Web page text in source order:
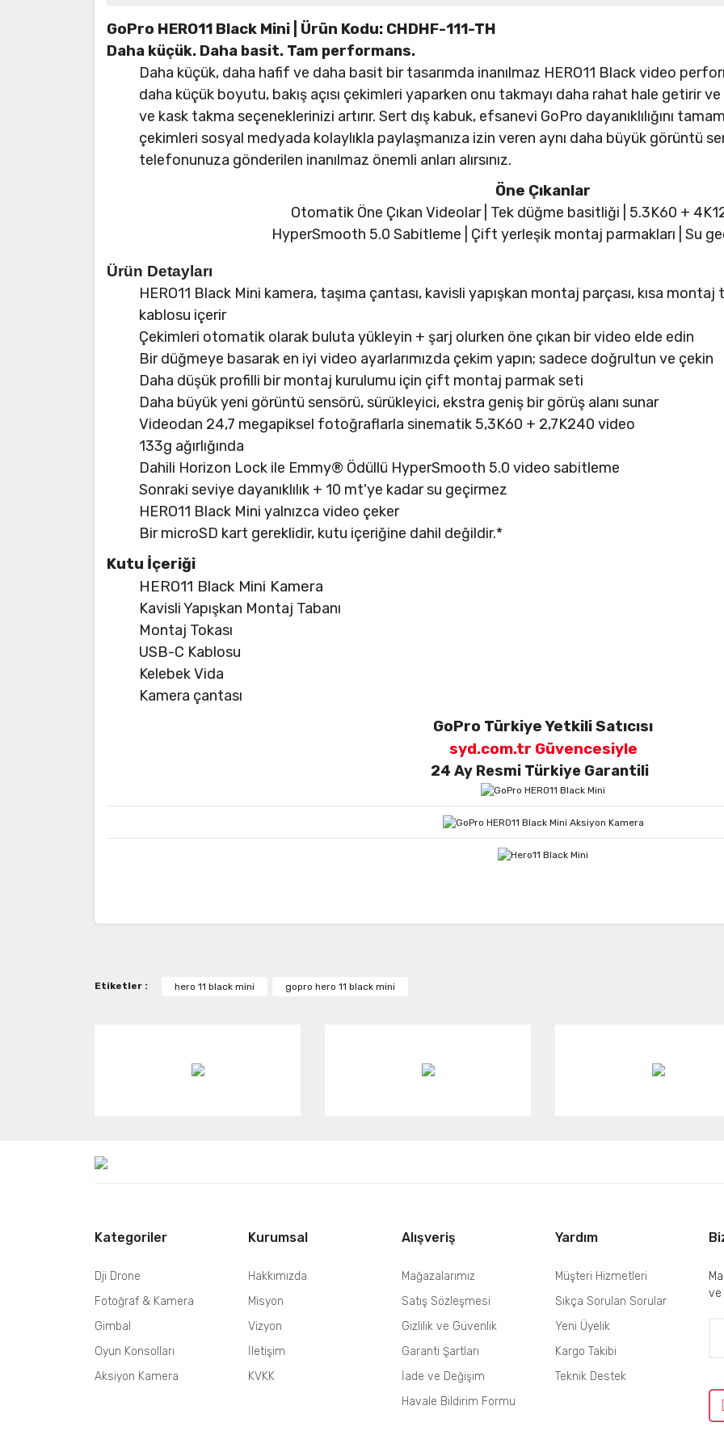
GoPro HERO11 Black Mini | Ürün Kodu: CHDHF-111-TH
Daha küçük. Daha basit. Tam performans.
Daha küçük, daha hafif ve daha basit bir tasarımda inanılmaz HERO11 Black video
daha küçük boyutu, bakış açısı çekimleri yaparken onu takmayı daha rahat hale getirir
ve kask takma seçeneklerinizi artırır. Sert dış kabuk, efsanevi GoPro dayanıklılığını
çekimleri sosyal medyada kolaylıkla paylaşmanıza izin veren aynı daha büyük görüntü
telefonunuza gönderilen inanılmaz önemli anları alırsınız.
Öne Çıkanlar
Otomatik Öne Çıkan Videolar | Tek düğme basitliği | 5.3K60 +
HyperSmooth 5.0 Sabitleme | Çift yerleşik montaj parmakları | Su
Ürün Detayları
HERO11 Black Mini kamera, taşıma çantası, kavisli yapışkan montaj parçası, kısa montaj
kablosu içerir
Çekimleri otomatik olarak buluta yükleyin + şarj olurken öne çıkan bir video elde edin
Bir düğmeye basarak en iyi video ayarlarımızda çekim yapın; sadece doğrultun ve çekin
Daha düşük profilli bir montaj kurulumu için çift montaj parmak seti
Daha büyük yeni görüntü sensörü, sürükleyici, ekstra geniş bir görüş alanı sunar
Videodan 24,7 megapiksel fotoğraflarla sinematik 5,3K60 + 2,7K240 video
133g ağırlığında
Dahili Horizon Lock ile Emmy® Ödüllü HyperSmooth 5.0 video sabitleme
Sonraki seviye dayanıklılık + 10 mt'ye kadar su geçirmez
HERO11 Black Mini yalnızca video çeker
Bir microSD kart gereklidir, kutu içeriğine dahil değildir.*
Kutu İçeriği
HERO11 Black Mini Kamera
Kavisli Yapışkan Montaj Tabanı
Montaj Tokası
USB-C Kablosu
Kelebek Vida
Kamera çantası
GoPro Türkiye Yetkili Satıcısı
syd.com.tr Güvencesiyle
24 Ay Resmi Türkiye Garantili
Bu ürüne benzer farklı alternatifler olmalı.
Etiketler : hero 11 black mini gopro hero 11 black mini
Kategoriler
Dji Drone
Fotoğraf & Kamera
Gimbal
Oyun Konsolları
Aksiyon Kamera
Kurumsal
Hakkımızda
Misyon
Vizyon
İletişim
KVKK
Alışveriş
Mağazalarımız
Satış Sözleşmesi
Gizlilik ve Güvenlik
Garanti Şartları
İade ve Değişim
Havale Bildirim Formu
Yardım
Müşteri Hizmetleri
Sıkça Sorulan Sorular
Yeni Üyelik
Kargo Takibi
Teknik Destek
ve